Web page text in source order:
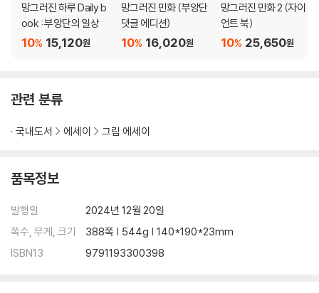
망그러진 하루 Daily b
ook : 부앙단의 일상
15,120원
10%
망그러진 만화 (부앙단
댓글 에디션)
16,020원
10%
망그러진 만화 2 (자이
언트 북)
25,650원
10%
관련 분류
국내도서 에세이 그림 에세이
품목정보
발행일
2024년 12월 20일
쪽수, 무게, 크기
388쪽 | 544g | 140*190*23mm
ISBN13
9791193300398